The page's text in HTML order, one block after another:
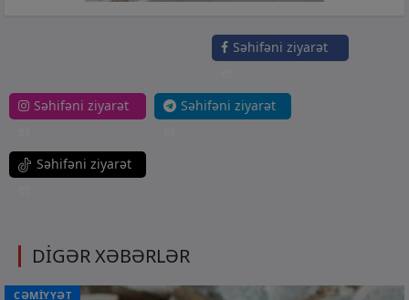
Səhifəni ziyarət
Səhifəni ziyarət
Səhifəni ziyarət
Səhifəni ziyarət
DİGƏR XƏBƏRLƏR
CƏMİYYƏT